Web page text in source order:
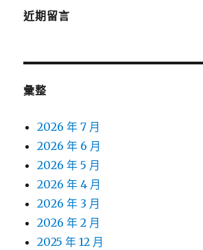
近期留言
彙整
2026 年 7 月
2026 年 6 月
2026 年 5 月
2026 年 4 月
2026 年 3 月
2026 年 2 月
2025 年 12 月